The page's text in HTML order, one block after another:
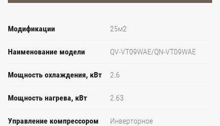
Модификации 25м2
Наименование модели QV-VT09WAE/QN-VT09WAE
Мощность охлаждения, кВт 2.6
Мощность нагрева, кВт 2.63
Управление компрессором Инверторное